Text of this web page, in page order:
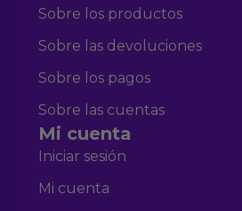
Sobre los productos
Sobre las devoluciones
Sobre los pagos
Sobre las cuentas
Mi cuenta
Iniciar sesión
Mi cuenta